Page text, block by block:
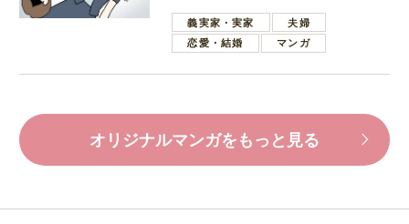
葉で励ます夫
義実家・実家
夫婦
恋愛・結婚
マンガ
オリジナルマンガをもっと見る